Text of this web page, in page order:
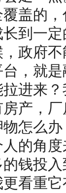
盖的，
到一
政府
，就
进来
产，
怎么
的角
钱投
看重